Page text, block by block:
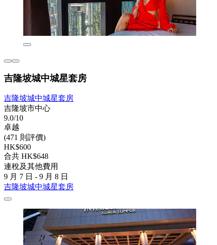
吉隆坡城中城星套房
吉隆坡城中城星套房
吉隆坡市中心
9.0/10
卓越
(471 則評價)
HK$600
合共 HK$648
連稅及其他費用
9 月 7 日 - 9 月 8 日
吉隆坡城中城星套房